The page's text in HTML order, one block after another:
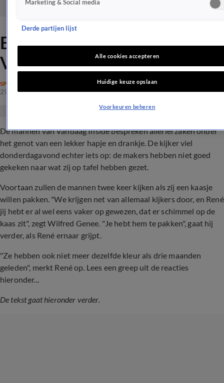
Enorme blunder voor
Vandaag Inside-makers
SPRAAKMAKEND
29 mrt 2024, 11:39
De mannen van Vandaag Inside bespreken allerlei zaken onder
het genot van een lekker hapje en drankje. De kijker viel
donderdagavond echter iets op: de makers hebben niet goed
gekeken naar wat zij op tafel hebben gezet.
Voortaan zullen de mannen twee keer kijken als zij een kaasje
willen pakken. "We krijgen net van allemaal kijkers door, en René
jij hebt er al wel eens vaker op gewezen, dat er schimmel op de
kaas zit", zegt Wilfred Genee. "Je hebt hem te pakken", gaat hij
verder, als René ernaar grijpt.
"Ze hebben ook niet meer dezelfde kleur als drie maanden
geleden", merkt René op. Lees een greep uit de reacties
hieronder...
De tekst gaat hieronder verder.
Marketing & Social media
Derde partijen lijst
Alle cookies accepteren
Huidige keuze opslaan
Voorkeuren beheren